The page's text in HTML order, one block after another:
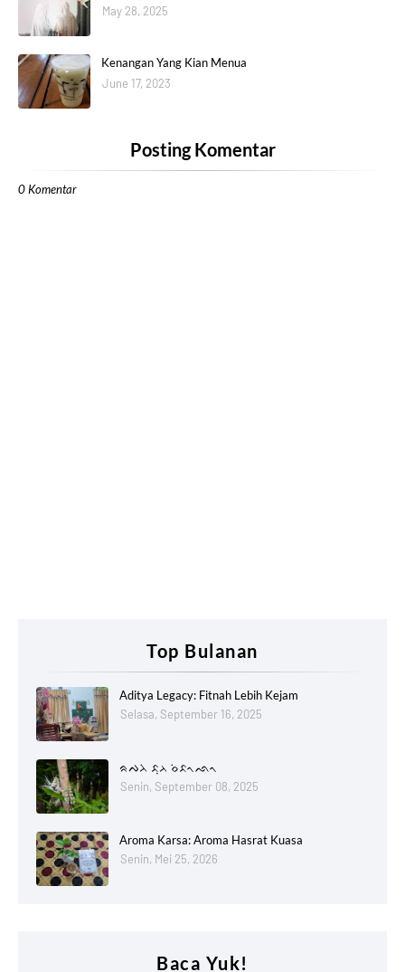
May 28, 2025
Kenangan Yang Kian Menua
June 17, 2023
Posting Komentar
0 Komentar
Top Bulanan
Aditya Legacy: Fitnah Lebih Kejam
Selasa, September 16, 2025
ᨑᨄᨂᨗ ᨅᨘᨂ ᨔᨗᨅᨚᨒᨚ
Senin, September 08, 2025
Aroma Karsa: Aroma Hasrat Kuasa
Senin, Mei 25, 2026
Baca Yuk!